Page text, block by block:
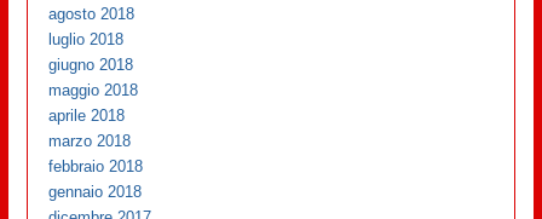
agosto 2018
luglio 2018
giugno 2018
maggio 2018
aprile 2018
marzo 2018
febbraio 2018
gennaio 2018